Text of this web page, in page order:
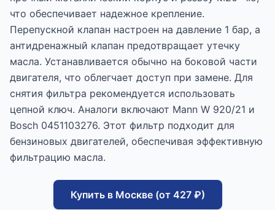
что обеспечивает надежное крепление.
Перепускной клапан настроен на давление 1 бар, а
антидренажный клапан предотвращает утечку
масла. Устанавливается обычно на боковой части
двигателя, что облегчает доступ при замене. Для
снятия фильтра рекомендуется использовать
цепной ключ. Аналоги включают Mann W 920/21 и
Bosch 0451103276. Этот фильтр подходит для
бензиновых двигателей, обеспечивая эффективную
фильтрацию масла.
Купить в Москве (от 427 ₽)